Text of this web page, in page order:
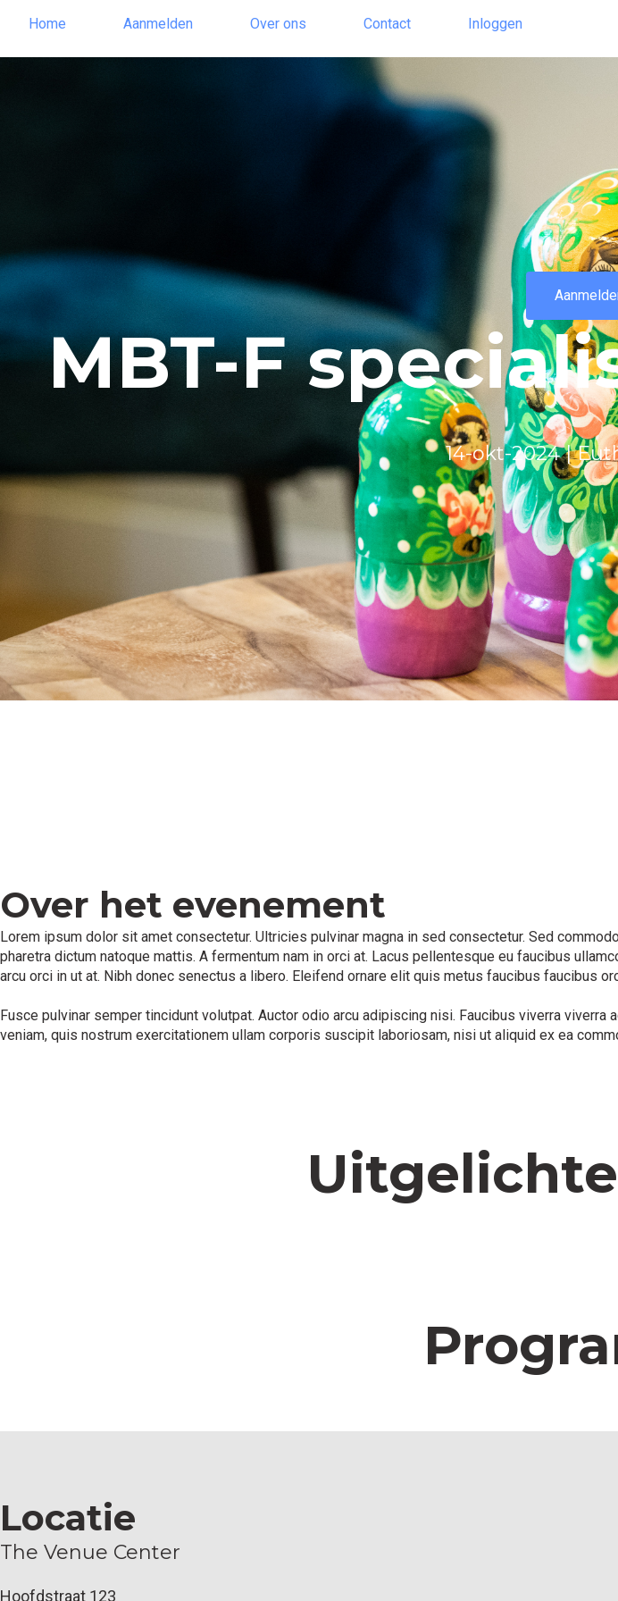
Home Aanmelden Over ons Contact Inloggen
MBT-F
14-okt-2024 |
Over het evenement
Lorem ipsum dolor sit amet consectetur. Ultricies pulvinar magna in sed consectetur. Sed
pharetra dictum natoque mattis. A fermentum nam in orci at. Lacus pellentesque eu faucibus
arcu orci in ut at. Nibh donec senectus a libero. Eleifend ornare elit quis metus faucibus faucibus
Fusce pulvinar semper tincidunt volutpat. Auctor odio arcu adipiscing nisi. Faucibus viverra
veniam, quis nostrum exercitationem ullam corporis suscipit laboriosam, nisi ut aliquid ex ea
Locatie
The Venue Center
Hoofdstraat 123